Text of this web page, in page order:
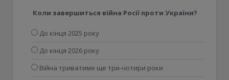
Коли завершиться війна Росії проти України?
До кінця 2025 року
До кінця 2026 року
Війна триватиме ще три-чотири роки